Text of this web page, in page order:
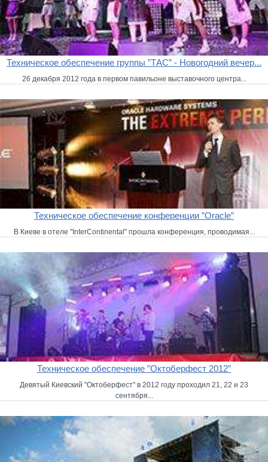
Техническое обеспечение группы ”ТАС” - Новогодний вечер...
26 декабря 2012 года в первом павильоне выставочного центра...
Техническое обеспечение конференции ”Oracle”
В Киеве в отеле "InterContinental" прошла конференция, проводимая...
Техническое обеспечение ”Октоберфест 2012”
Девятый Киевский "Октоберфест" в 2012 году проходил 21, 22 и 23
сентября...